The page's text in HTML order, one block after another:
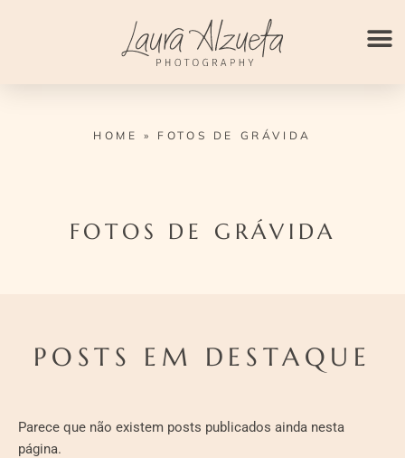
HOME » FOTOS DE GRÁVIDA
FOTOS DE GRÁVIDA
POSTS EM DESTAQUE
Parece que não existem posts publicados ainda nesta
página.